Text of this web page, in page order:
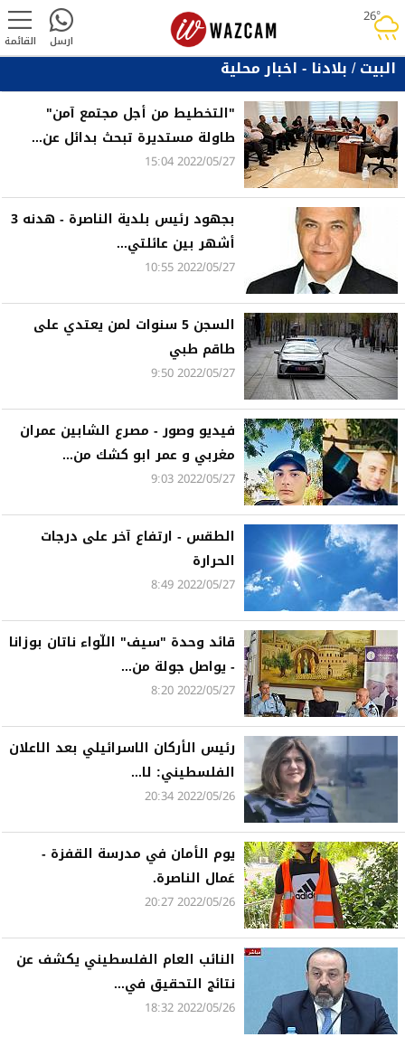
26°rainy القائمة ارسل
البيت/بلادنا - اخبار محلية
"التخطيط من أجل مجتمع آمن"
طاولة مستديرة تبحث بدائل عن...
2022/05/27 15:04
بجهود رئيس بلدية الناصرة - هدنه 3
أشهر بين عائلتي...
2022/05/27 10:55
السجن 5 سنوات لمن يعتدي على
طاقم طبي
2022/05/27 9:50
فيديو وصور - مصرع الشابين عمران
مغربي و عمر ابو كشك من...
2022/05/27 9:03
الطقس - ارتفاع آخر على درجات
الحرارة
2022/05/27 8:49
قائد وحدة "سيف" اللّواء ناتان بوزانا
- يواصل جولة من...
2022/05/27 8:20
رئيس الأركان الاسرائيلي بعد الاعلان
الفلسطيني: لا...
2022/05/26 20:34
يوم الأمان في مدرسة القفزة -
عَمال الناصرة.
2022/05/26 20:27
النائب العام الفلسطيني يكشف عن
نتائج التحقيق في...
2022/05/26 18:32